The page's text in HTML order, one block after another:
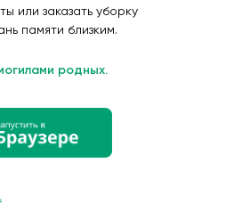
или заказать уборку
памяти близким.
родных.